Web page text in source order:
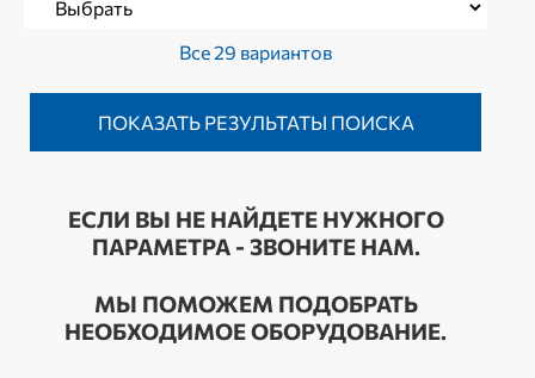
Все 29 вариантов
ЕСЛИ ВЫ НЕ НАЙДЕТЕ НУЖНОГО
ПАРАМЕТРА - ЗВОНИТЕ НАМ.
МЫ ПОМОЖЕМ ПОДОБРАТЬ
НЕОБХОДИМОЕ ОБОРУДОВАНИЕ.